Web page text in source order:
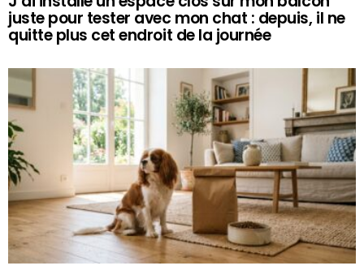
juste pour tester avec mon chat : depuis, il ne
quitte plus cet endroit de la journée